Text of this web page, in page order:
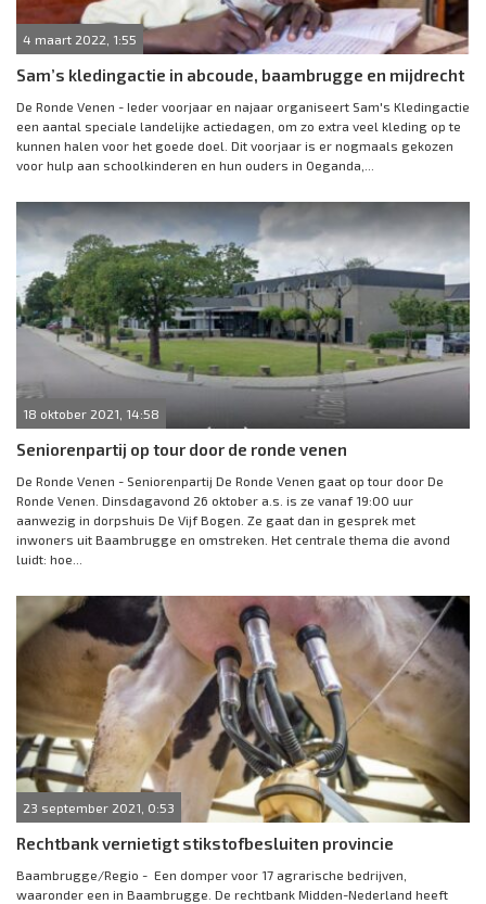
4 maart 2022, 1:55
Sam’s kledingactie in abcoude, baambrugge en mijdrecht
De Ronde Venen - Ieder voorjaar en najaar organiseert Sam's Kledingactie
een aantal speciale landelijke actiedagen, om zo extra veel kleding op te
kunnen halen voor het goede doel. Dit voorjaar is er nogmaals gekozen
voor hulp aan schoolkinderen en hun ouders in Oeganda,...
18 oktober 2021, 14:58
Seniorenpartij op tour door de ronde venen
De Ronde Venen - Seniorenpartij De Ronde Venen gaat op tour door De
Ronde Venen. Dinsdagavond 26 oktober a.s. is ze vanaf 19:00 uur
aanwezig in dorpshuis De Vijf Bogen. Ze gaat dan in gesprek met
inwoners uit Baambrugge en omstreken. Het centrale thema die avond
luidt: hoe...
23 september 2021, 0:53
Rechtbank vernietigt stikstofbesluiten provincie
Baambrugge/Regio - Een domper voor 17 agrarische bedrijven,
waaronder een in Baambrugge. De rechtbank Midden-Nederland heeft